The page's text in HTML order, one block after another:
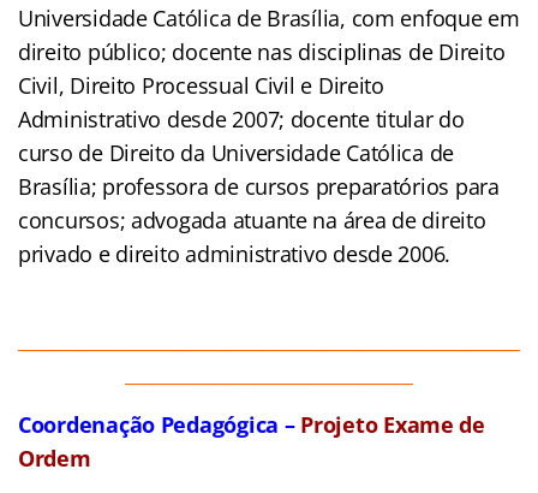
Universidade Católica de Brasília, com enfoque em
direito público; docente nas disciplinas de Direito
Civil, Direito Processual Civil e Direito
Administrativo desde 2007; docente titular do
curso de Direito da Universidade Católica de
Brasília; professora de cursos preparatórios para
concursos; advogada atuante na área de direito
privado e direito administrativo desde 2006.
Coordenação Pedagógica – Projeto Exame de
Ordem